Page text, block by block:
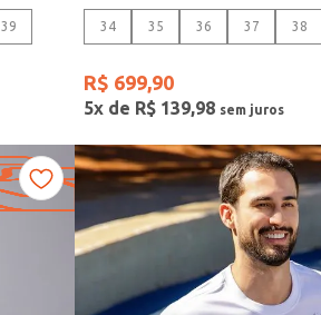
39 34 35 36 37 38
R$ 699,90
5x de R$ 139,98